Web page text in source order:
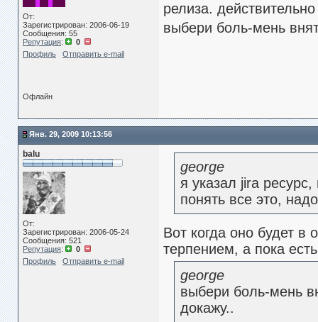
От:
Зарегистрирован: 2006-06-19
Сообщения: 55
Репутация:
0
Профиль
Отправить e-mail
релиза.
выбери боль-мень
Офлайн
Янв. 29, 2009 10:13:56
balu
От:
Зарегистрирован: 2006-05-24
Сообщения: 521
Репутация:
0
Профиль
Отправить e-mail
george
я указал jira
понять все это,
Вот когда оно будет в
терпением, а пока
george
выбери боль-мень
докажу..